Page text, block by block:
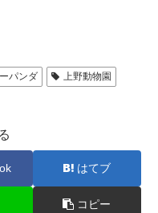
パンダ
上野動物園
はてブ
コピー